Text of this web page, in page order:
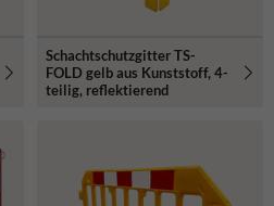
Schachtschutzgitter TS-
FOLD gelb aus Kunststoff, 4-
teilig, reflektierend